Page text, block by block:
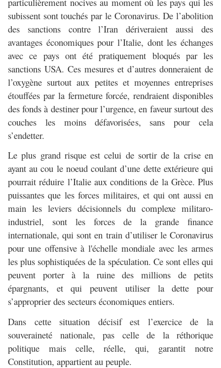
subissent sont touchés par le Coronavirus. De l’abolition
des sanctions contre l’Iran dériveraient aussi des
avantages économiques pour l’Italie, dont les échanges
avec ce pays ont été pratiquement bloqués par les
sanctions USA. Ces mesures et d’autres donneraient de
l’oxygène surtout aux petites et moyennes entreprises
étouffées par la fermeture forcée, rendraient disponibles
des fonds à destiner pour l’urgence, en faveur surtout des
couches les moins défavorisées, sans pour cela
s’endetter.
Le plus grand risque est celui de sortir de la crise en
ayant au cou le noeud coulant d’une dette extérieure qui
pourrait réduire l’Italie aux conditions de la Grèce. Plus
puissantes que les forces militaires, et qui ont aussi en
main les leviers décisionnels du complexe militaro-
industriel, sont les forces de la grande finance
internationale, qui sont en train d’utiliser le Coronavirus
pour une offensive à l'échelle mondiale avec les armes
les plus sophistiquées de la spéculation. Ce sont elles qui
peuvent porter à la ruine des millions de petits
épargnants, et qui peuvent utiliser la dette pour
s’approprier des secteurs économiques entiers.
Dans cette situation décisif est l’exercice de la
souveraineté nationale, pas celle de la réthorique
politique mais celle, réelle, qui, garantit notre
Constitution, appartient au peuple.